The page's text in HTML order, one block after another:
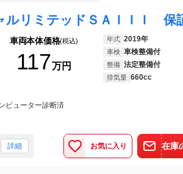
車両本体価格(税込)
117万円
年式 2019年
車検 車検整備付
整備 法定整備付
排気量 660cc
ピューター診断済
詳細 お気に入り 在庫